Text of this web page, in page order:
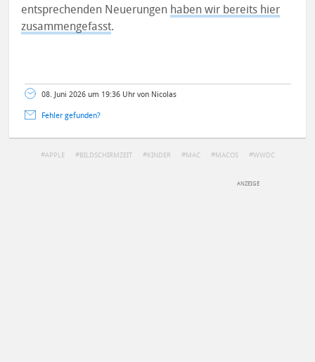
entsprechenden Neuerungen haben wir bereits hier
zusammengefasst.
08. Juni 2026 um 19:36 Uhr von Nicolas
Fehler gefunden?
APPLE BILDSCHIRMZEIT KINDER MAC MACOS WWDC